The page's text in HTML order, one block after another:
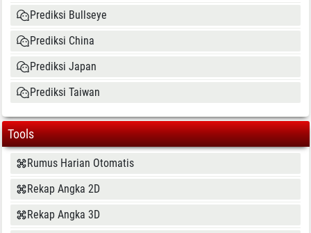
Prediksi Bullseye
Prediksi China
Prediksi Japan
Prediksi Taiwan
Tools
Rumus Harian Otomatis
Rekap Angka 2D
Rekap Angka 3D